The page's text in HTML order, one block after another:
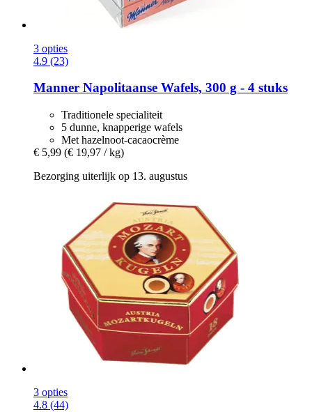
3 opties
4.9 (23)
Manner Napolitaanse Wafels, 300 g -​ 4 stuks
Traditionele specialiteit
5 dunne, knapperige wafels
Met hazelnoot-cacaocrème
€ 5,99 (€ 19,97 / kg)
Bezorging uiterlijk op 13. augustus
3 opties
4.8 (44)